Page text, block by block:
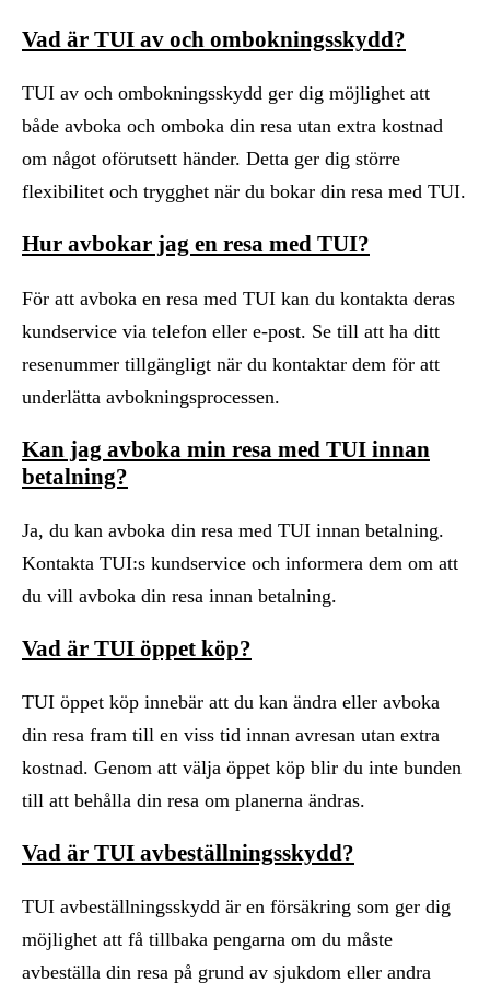
Vad är TUI av och ombokningsskydd?
TUI av och ombokningsskydd ger dig möjlighet att
både avboka och omboka din resa utan extra kostnad
om något oförutsett händer. Detta ger dig större
flexibilitet och trygghet när du bokar din resa med TUI.
Hur avbokar jag en resa med TUI?
För att avboka en resa med TUI kan du kontakta deras
kundservice via telefon eller e-post. Se till att ha ditt
resenummer tillgängligt när du kontaktar dem för att
underlätta avbokningsprocessen.
Kan jag avboka min resa med TUI innan
betalning?
Ja, du kan avboka din resa med TUI innan betalning.
Kontakta TUI:s kundservice och informera dem om att
du vill avboka din resa innan betalning.
Vad är TUI öppet köp?
TUI öppet köp innebär att du kan ändra eller avboka
din resa fram till en viss tid innan avresan utan extra
kostnad. Genom att välja öppet köp blir du inte bunden
till att behålla din resa om planerna ändras.
Vad är TUI avbeställningsskydd?
TUI avbeställningsskydd är en försäkring som ger dig
möjlighet att få tillbaka pengarna om du måste
avbeställa din resa på grund av sjukdom eller andra